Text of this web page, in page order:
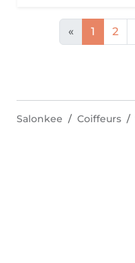
« 1 2
Salonkee Coiffeurs